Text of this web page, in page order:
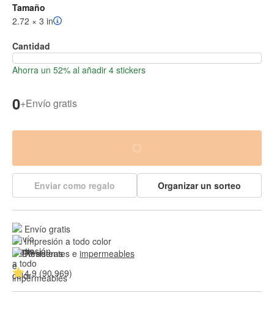
Tamaño
2.72 × 3 in
Cantidad
Ahorra un 52% al añadir 4 stickers
0+Envío gratis
Enviar como regalo Organizar un sorteo
Envío gratis
Impresión a todo color
Resistentes e impermeables
4.9 (90,969)